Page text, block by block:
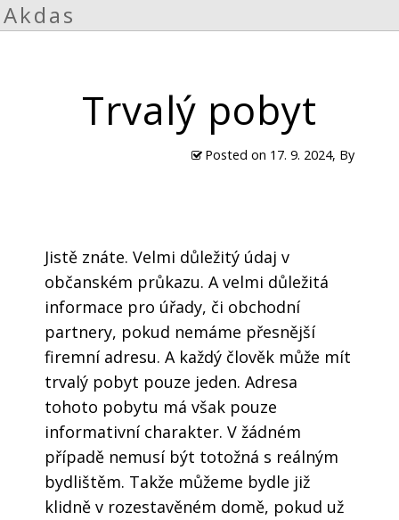
Akdas
Trvalý pobyt
Posted on 17. 9. 2024, By
Jistě znáte. Velmi důležitý údaj v
občanském průkazu. A velmi důležitá
informace pro úřady, či obchodní
partnery, pokud nemáme přesnější
firemní adresu. A každý člověk může mít
trvalý pobyt pouze jeden. Adresa
tohoto pobytu má však pouze
informativní charakter. V žádném
případě nemusí být totožná s reálným
bydlištěm. Takže můžeme bydle již
klidně v rozestavěném domě, pokud už